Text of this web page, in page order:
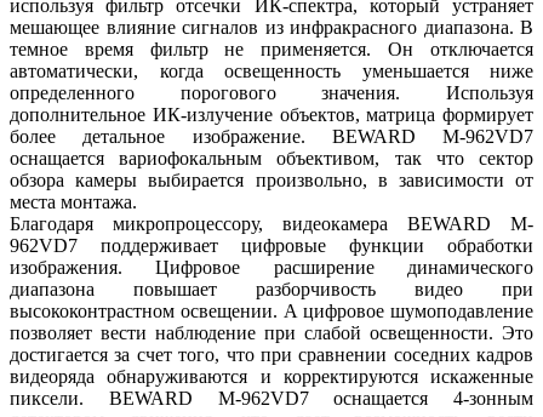
используя фильтр отсечки ИК-спектра, который устраняет
мешающее влияние сигналов из инфракрасного диапазона. В
темное время фильтр не применяется. Он отключается
автоматически, когда освещенность уменьшается ниже
определенного порогового значения. Используя
дополнительное ИК-излучение объектов, матрица формирует
более детальное изображение. BEWARD M-962VD7
оснащается вариофокальным объективом, так что сектор
обзора камеры выбирается произвольно, в зависимости от
места монтажа.
Благодаря микропроцессору, видеокамера BEWARD M-
962VD7 поддерживает цифровые функции обработки
изображения. Цифровое расширение динамического
диапазона повышает разборчивость видео при
высококонтрастном освещении. А цифровое шумоподавление
позволяет вести наблюдение при слабой освещенности. Это
достигается за счет того, что при сравнении соседних кадров
видеоряда обнаруживаются и корректируются искаженные
пиксели. BEWARD M-962VD7 оснащается 4-зонным